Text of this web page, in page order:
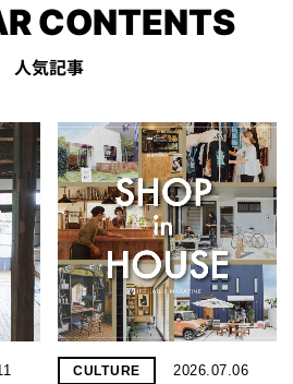
CONTENTS
人気記事
CULTURE 2026.07.06